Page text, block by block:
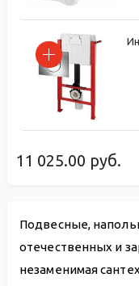
11 025.00 руб.
Подвесные,
отечественных и
незаменимая